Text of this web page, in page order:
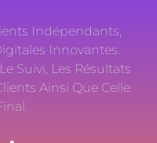
Indépendants,
Innovantes.
Suivi, Les Résultats
Ainsi Que Celle